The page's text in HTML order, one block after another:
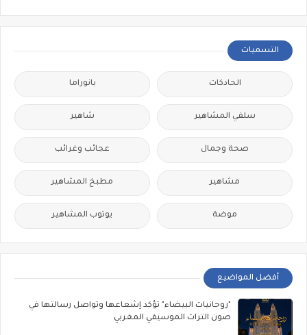
التسميات
الحادكات بانوراما
سلفي المشاهير شاهير
صحة وجمال عجائب وغرائب
مشاهير مطبخ المشاهير
موضة يوتوب المشاهير
أفضل المواضيع
"روحانيات البيضاء" تؤكد إشعاعها وتواصل رسالتها في
صون التراث الموسيقي المغربي